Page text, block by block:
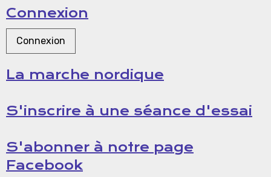
Connexion
Connexion
La marche nordique
S'inscrire à une séance d'essai
S'abonner à notre page
Facebook